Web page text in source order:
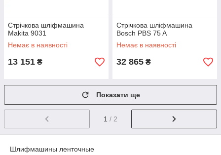
Стрічкова шліфмашина
Makita 9031
Немає в наявності
13 151 ₴
Стрічкова шліфмашина
Bosch PBS 75 A
Немає в наявності
32 865 ₴
Показати ще
1 / 2
Шлифмашины ленточные